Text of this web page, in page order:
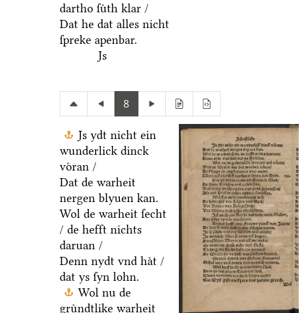
dartho ſuͤth klar /
Dat he dat alles nicht
ſpreke apenbar.
Js
8
Js ydt nicht ein
wunderlick dinck
voͤran /
Dat de warheit
nergen blyuen kan.
Wol de warheit ſecht
/ de hefft nichts
daruan /
Denn nydt vnd haͤt /
dat ys ſyn lohn.
Wol nu de
gruͤndtlike warheit